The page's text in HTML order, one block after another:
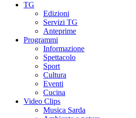
TG
Edizioni
Servizi TG
Anteprime
Programmi
Informazione
Spettacolo
Sport
Cultura
Eventi
Cucina
Video Clips
Musica Sarda